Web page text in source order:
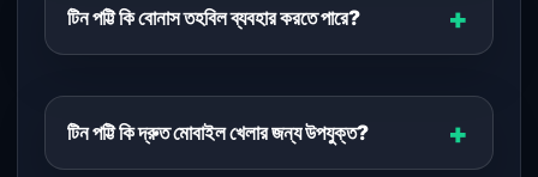
টিন পট্টি কি বোনাস তহবিল ব্যবহার করতে পারে?
টিন পট্টি কি দ্রুত মোবাইল খেলার জন্য উপযুক্ত?